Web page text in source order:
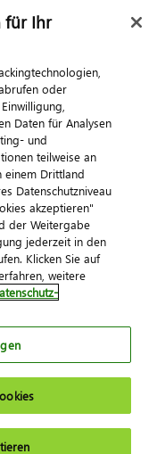
eG
AGB Kontakt
für Ihr
oder
Daten für Analysen
und
teilweise an
einem Drittland
Datenschutzniveau
akzeptieren"
der Weitergabe
jederzeit in den
Klicken Sie auf
weitere